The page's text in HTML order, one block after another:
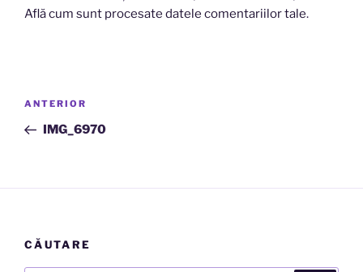
Află cum sunt procesate datele comentariilor tale.
Navigare
articole
Articolul
anterior
ANTERIOR
IMG_6970
CĂUTARE